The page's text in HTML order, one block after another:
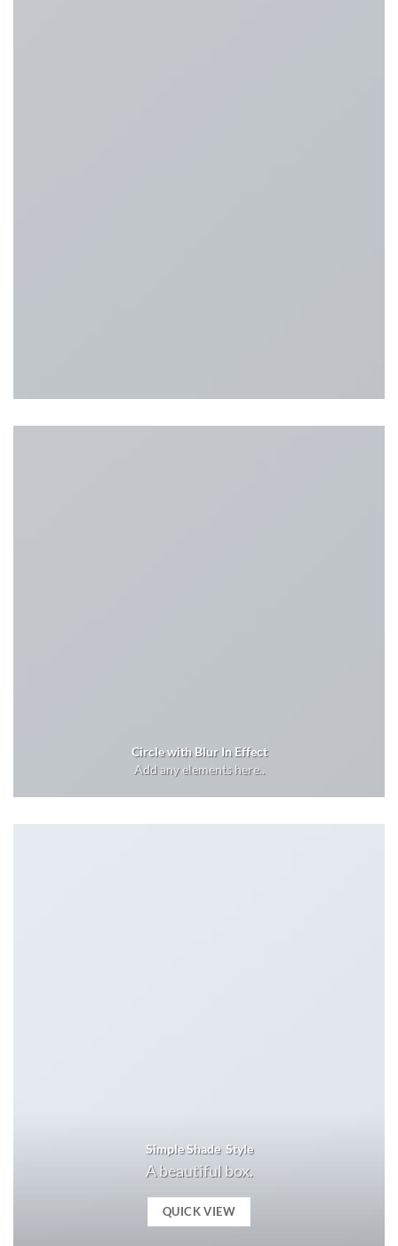
Circle with Blur In Effect
Add any elements here..
Simple Shade Style
A beautiful box.
QUICK VIEW